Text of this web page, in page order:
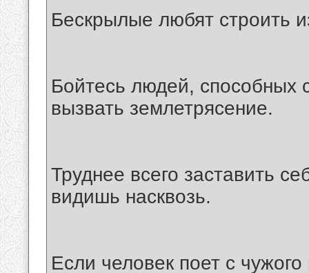
Бескрылые любят строить
Бойтесь людей, способных
вызвать землетрясение.
Труднее всего заставить
видишь насквозь.
Если человек поет с чужого